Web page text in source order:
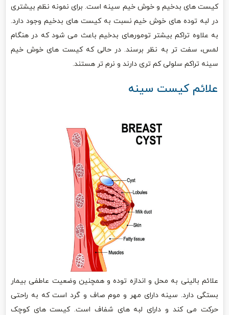
کیست های بدخیم و خوش خیم سینه است. برای نمونه نظم بیشتری
در لبه توده های خوش خیم نسبت به کیست های بدخیم وجود دارد.
به علاوه تراکم بیشتر تومورهای بدخیم باعث می شود که در هنگام
لمس، سفت تر به نظر برسند. در حالی که کیست های خوش خیم
سینه تراکم سلولی کم تری دارند و نرم تر هستند.
علائم کیست سینه
علائم بالینی به محل و اندازه توده و همچنین وضعیت عاطفی بیمار
بستگی دارد. سینه دارای مهر و موم صاف و گرد است که به راحتی
حرکت می کند و دارای لبه های شفاف است. کیست های کوچک